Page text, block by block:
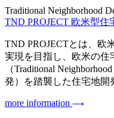
Traditional Neighborhood
TND PROJECT 欧米型住
TND PROJECTとは、欧
実現を目指し、欧米の住
（Traditional
発）を踏襲した住宅地開
more information